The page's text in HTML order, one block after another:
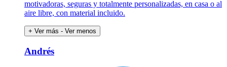
motivadoras, seguras y totalmente personalizadas, en casa o al
aire libre, con material incluido.
+ Ver más - Ver menos
Andrés